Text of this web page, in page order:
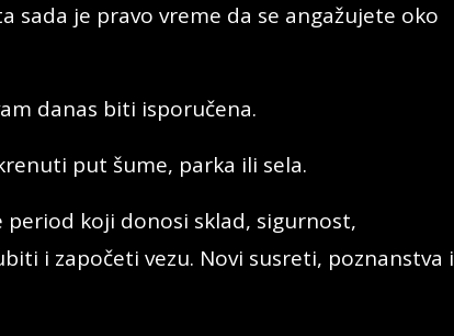
sada je pravo vreme da se angažujete oko
danas biti isporučena.
put šume, parka ili sela.
period koji donosi sklad, sigurnost,
i započeti vezu. Novi susreti, poznanstva i